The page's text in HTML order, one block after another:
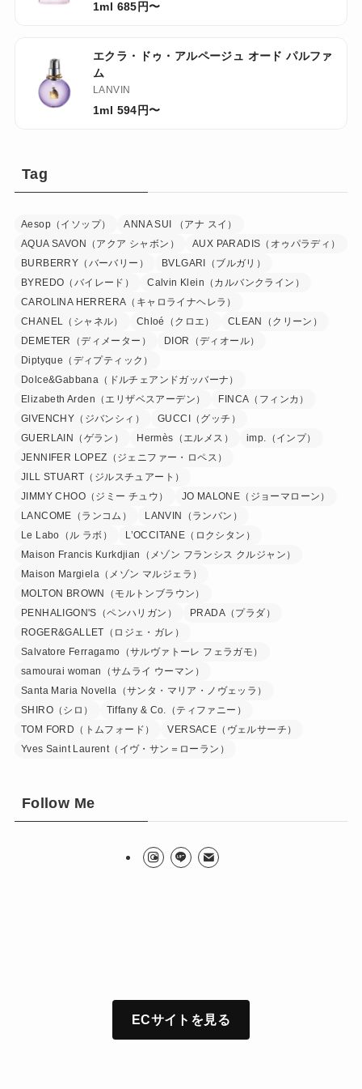
1ml 685円〜
エクラ・ドゥ・アルページュ オード パルファ
ム
LANVIN
1ml 594円〜
Tag
Aesop（イソップ）
ANNA SUI （アナ スイ）
AQUA SAVON（アクア シャボン）
AUX PARADIS（オゥパラディ）
BURBERRY（バーバリー）
BVLGARI（ブルガリ）
BYREDO（バイレード）
Calvin Klein（カルバンクライン）
CAROLINA HERRERA（キャロライナヘレラ）
CHANEL（シャネル）
Chloé（クロエ）
CLEAN（クリーン）
DEMETER（ディメーター）
DIOR（ディオール）
Diptyque（ディプティック）
Dolce&Gabbana（ドルチェアンドガッバーナ）
Elizabeth Arden（エリザベスアーデン）
FINCA（フィンカ）
GIVENCHY（ジバンシィ）
GUCCI（グッチ）
GUERLAIN（ゲラン）
Hermès（エルメス）
imp.（インプ）
JENNIFER LOPEZ（ジェニファー・ロペス）
JILL STUART（ジルスチュアート）
JIMMY CHOO（ジミー チュウ）
JO MALONE（ジョーマローン）
LANCOME（ランコム）
LANVIN（ランバン）
Le Labo（ル ラボ）
L’OCCITANE（ロクシタン）
Maison Francis Kurkdjian（メゾン フランシス クルジャン）
Maison Margiela（メゾン マルジェラ）
MOLTON BROWN（モルトンブラウン）
PENHALIGON'S（ペンハリガン）
PRADA（プラダ）
ROGER&GALLET（ロジェ・ガレ）
Salvatore Ferragamo（サルヴァトーレ フェラガモ）
samourai woman（サムライ ウーマン）
Santa Maria Novella（サンタ・マリア・ノヴェッラ）
SHIRO（シロ）
Tiffany & Co.（ティファニー）
TOM FORD（トムフォード）
VERSACE（ヴェルサーチ）
Yves Saint Laurent（イヴ・サン＝ローラン）
Follow Me
ECサイトを見る